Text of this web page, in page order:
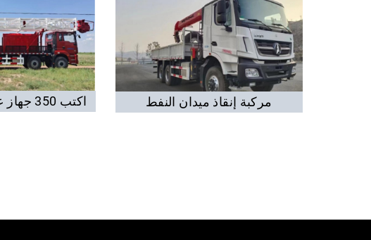
اكتب 350 جهاز عمل حقل الزيت مركبة إنقاذ ميدان النفط